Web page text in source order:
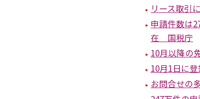
リース取引
申請件数は
在 国税庁
10月以降の
10月1日に
お問合せの